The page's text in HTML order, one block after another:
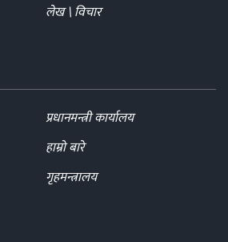
लेख \ विचार
प्रधानमन्त्री कार्यालय
हाम्रो बारे
गृहमन्त्रालय